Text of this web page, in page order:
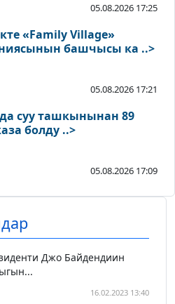
05.08.2026 17:25
«Family Village»
башчысы ка ..>
05.08.2026 17:21
суу ташкынынан 89
болду ..>
05.08.2026 17:09
Джо Байдендиин
16.02.2023 13:40